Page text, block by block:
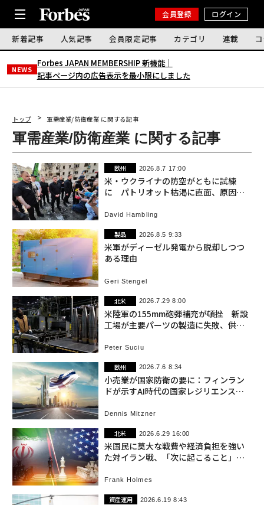
会員登録 ログイン
新着記事 人気記事 会員限定記事 カテゴリ 連載
NEWS
Forbes JAPAN MEMBERSHIP 新機能｜
記事ページ内の広告表示を最小限にしました
トップ 軍需産業/防衛産業 に関する記事
軍需産業/防衛産業 に関する記事
欧州 2026.8.7 17:00
米・ウクライナの防空がともに試練
に パトリオット枯渇に直面、原因と
David Hambling
製品 2026.8.5 9:33
米軍がディーゼル発電から脱却しつつ
ある理由
Geri Stengel
北米 2026.7.29 8:00
米陸軍の155mm砲弾補充が頓挫 新設
工場が主要パーツの製造に失敗、供給
Peter Suciu
欧州 2026.7.6 8:34
小売業が国家防衛の要に：フィンラン
ドが示すAI時代の国家レジリエンス戦
Dennis Mitzner
北米 2026.6.29 16:00
米国民に莫大な戦費や経済負担を強い
た対イラン戦、「次に起こること」は
Frank Holmes
資産運用 2026.6.19 8:43